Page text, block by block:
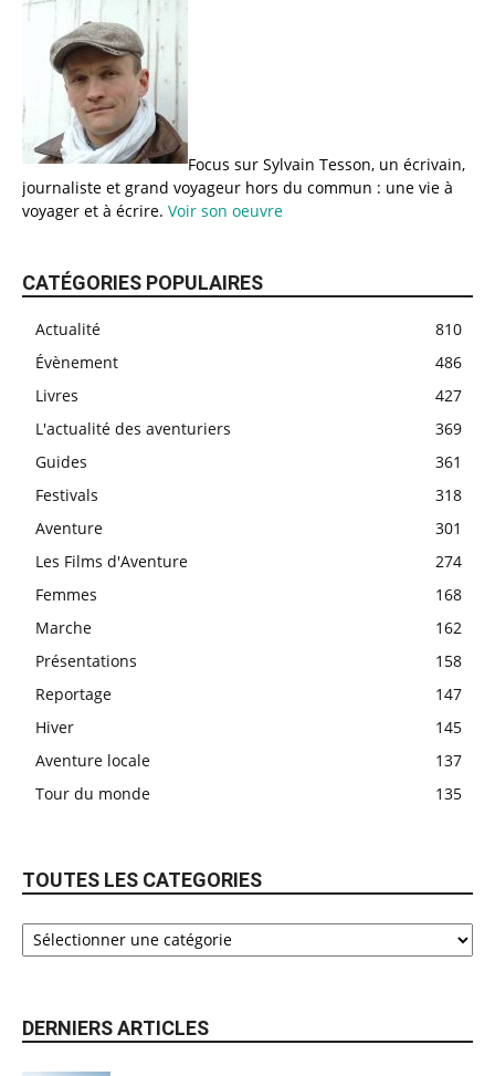
Focus sur Sylvain Tesson, un écrivain,
journaliste et grand voyageur hors du commun : une vie à
voyager et à écrire. Voir son oeuvre
CATÉGORIES POPULAIRES
Actualité
810
Évènement
486
Livres
427
L'actualité des aventuriers
369
Guides
361
Festivals
318
Aventure
301
Les Films d'Aventure
274
Femmes
168
Marche
162
Présentations
158
Reportage
147
Hiver
145
Aventure locale
137
Tour du monde
135
TOUTES LES CATEGORIES
DERNIERS ARTICLES